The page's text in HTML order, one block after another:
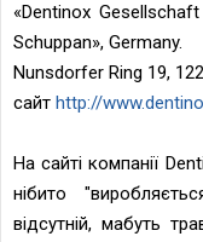
«Dentinox
Schuppan», Germany.
Nunsdorfer Ring 19,
сайт http://
На сайті компанії
нібито
відсутній, мабуть